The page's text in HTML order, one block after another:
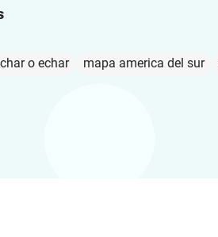
o echar mapa america del sur